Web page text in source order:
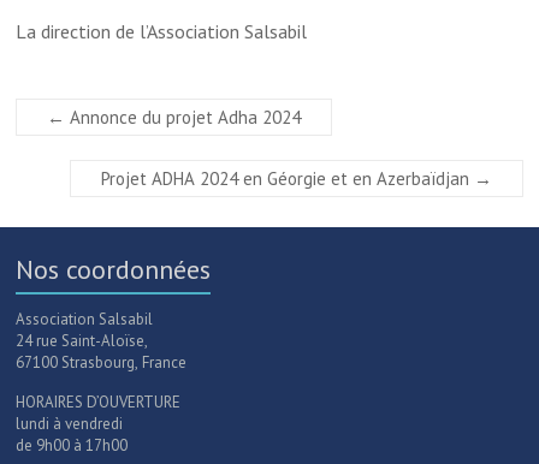
La direction de l’Association Salsabil
← Annonce du projet Adha 2024
Projet ADHA 2024 en Géorgie et en Azerbaïdjan →
Nos coordonnées
Association Salsabil
24 rue Saint-Aloïse,
67100 Strasbourg, France
HORAIRES D’OUVERTURE
lundi à vendredi
de 9h00 à 17h00